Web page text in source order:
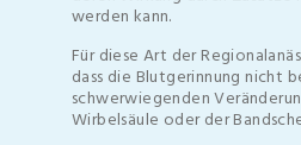
werden kann.
Für diese Art der
dass die Blutgerinnung nicht
schwerwiegenden
Wirbelsäule oder der